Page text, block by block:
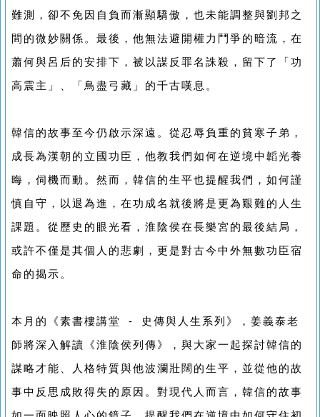
難測，卻不免因自負而漸顯驕傲，也未能調整與劉邦之
間的微妙關係。最後，他無法避開權力鬥爭的暗流，在
蕭何與呂后的安排下，被以謀反罪名誅殺，留下了「功
高震主」、「鳥盡弓藏」的千古嘆息。
韓信的故事至今仍啟示深遠。從忍辱負重的貧寒子弟，
成長為漢朝的立國功臣，他教我們如何在逆境中韜光養
晦，伺機而動。然而，韓信的生平也提醒我們，如何謹
慎自守，以退為進，在功成名就後將是更為艱難的人生
課題。從歷史的眼光看，淮陰侯在長樂宮的最後結局，
或許不僅是其個人的悲劇，更是對古今中外無數功臣宿
命的揭示。
本月的《素書樓講堂 - 史傳與人生系列》，姜義泰老
師將深入解讀《淮陰侯列傳》，與大家一起探討韓信的
謀略才能、人格特質與他波瀾壯闊的生平，並從他的故
事中反思成敗得失的原因。對現代人而言，韓信的故事